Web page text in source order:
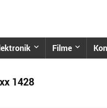
Filme
1428